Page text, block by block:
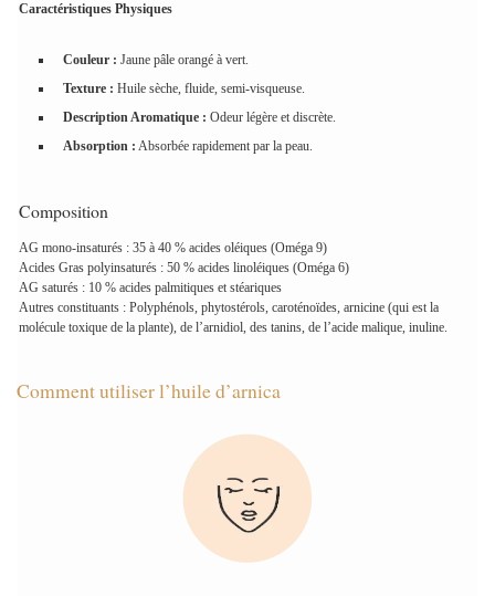
Caractéristiques Physiques
Couleur : Jaune pâle orangé à vert.
Texture : Huile sèche, fluide, semi-visqueuse.
Description Aromatique : Odeur légère et discrète.
Absorption : Absorbée rapidement par la peau.
Composition
AG mono-insaturés : 35 à 40 % acides oléiques (Oméga 9)
Acides Gras polyinsaturés : 50 % acides linoléiques (Oméga 6)
AG saturés : 10 % acides palmitiques et stéariques
Autres constituants : Polyphénols, phytostérols, caroténoïdes, arnicine (qui est la
molécule toxique de la plante), de l’arnidiol, des tanins, de l’acide malique, inuline.
Comment utiliser l’huile d’arnica